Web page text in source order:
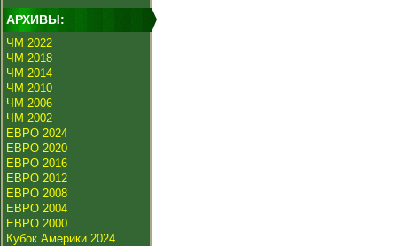
АРХИВЫ:
ЧМ 2022
ЧМ 2018
ЧМ 2014
ЧМ 2010
ЧМ 2006
ЧМ 2002
ЕВРО 2024
ЕВРО 2020
ЕВРО 2016
ЕВРО 2012
ЕВРО 2008
ЕВРО 2004
ЕВРО 2000
Кубок Америки 2024